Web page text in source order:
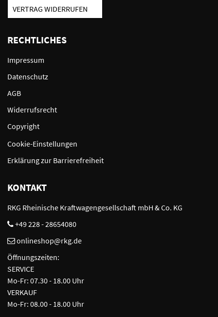
VERTRAG WIDERRUFEN
RECHTLICHES
Impressum
Datenschutz
AGB
Widerrufsrecht
Copyright
Cookie-Einstellungen
Erklärung zur Barrierefreiheit
KONTAKT
RKG Rheinische Kraftwagengesellschaft mbH & Co. KG
+49 228 - 28654080
onlineshop@rkg.de
Öffnungszeiten:
SERVICE
Mo-Fr: 07.30 - 18.00 Uhr
VERKAUF
Mo-Fr: 08.00 - 18.00 Uhr